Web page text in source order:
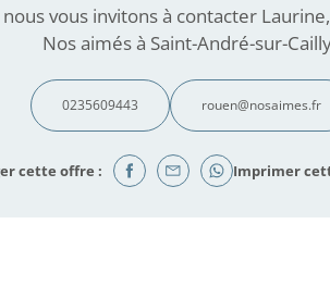
nous vous invitons à contacter
Nos aimés à Saint-André-sur-
0235609443 rouen@nosaimes.fr
cette offre : Imprimer